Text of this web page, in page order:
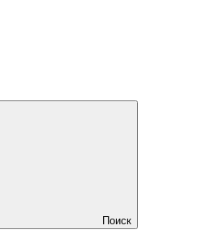
Поиск